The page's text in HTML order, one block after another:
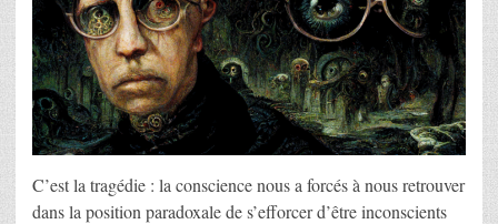
C’est la tragédie : la conscience nous a forcés à nous retrouver
dans la position paradoxale de s’efforcer d’être inconscients